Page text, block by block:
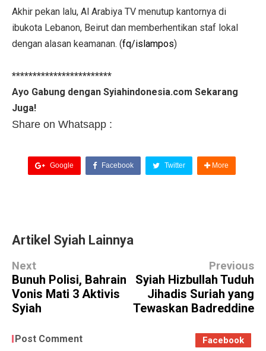
Akhir pekan lalu, Al Arabiya TV menutup kantornya di
ibukota Lebanon, Beirut dan memberhentikan staf lokal
dengan alasan keamanan. (fq/islampos)
************************
Ayo Gabung dengan Syiahindonesia.com Sekarang
Juga!
Share on Whatsapp :
Google Facebook Twitter More
Artikel Syiah Lainnya
Next
Bunuh Polisi, Bahrain
Vonis Mati 3 Aktivis
Syiah
Previous
Syiah Hizbullah Tuduh
Jihadis Suriah yang
Tewaskan Badreddine
Post Comment Facebook